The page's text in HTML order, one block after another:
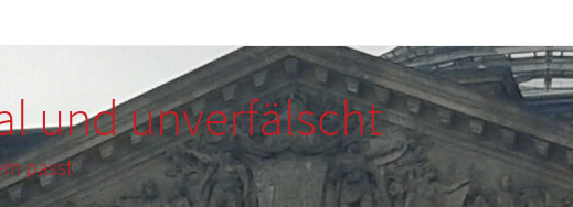
und unverfälscht
passt